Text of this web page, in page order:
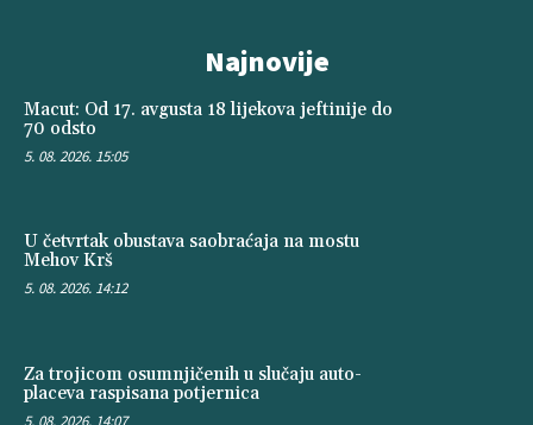
Najnovije
Macut: Od 17. avgusta 18 lijekova jeftinije do
70 odsto
5. 08. 2026. 15:05
U četvrtak obustava saobraćaja na mostu
Mehov Krš
5. 08. 2026. 14:12
Za trojicom osumnjičenih u slučaju auto-
placeva raspisana potjernica
5. 08. 2026. 14:07